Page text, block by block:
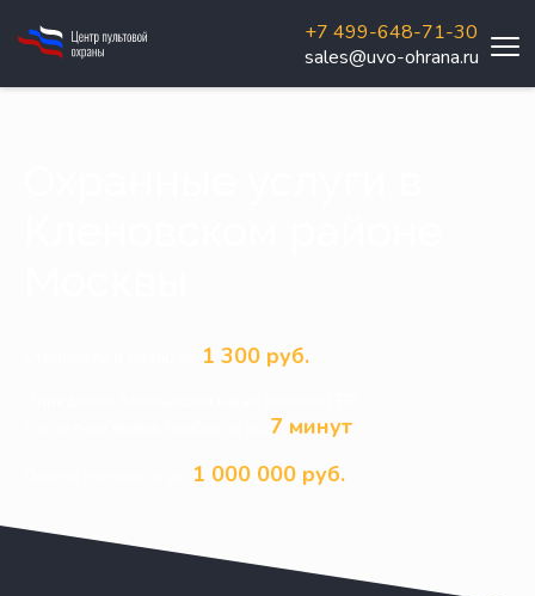
+7 499-648-71-30
sales@uvo-ohrana.ru
1 300 руб.
7 минут
1 000 000 руб.